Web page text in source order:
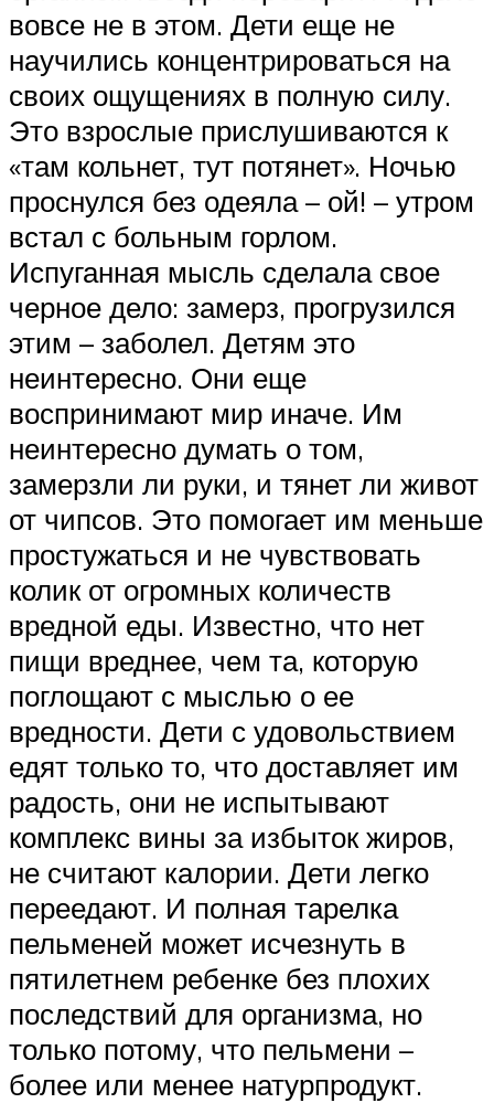
вовсе не в этом. Дети еще не
научились концентрироваться на
своих ощущениях в полную силу.
Это взрослые прислушиваются к
«там кольнет, тут потянет». Ночью
проснулся без одеяла – ой! – утром
встал с больным горлом.
Испуганная мысль сделала свое
черное дело: замерз, прогрузился
этим – заболел. Детям это
неинтересно. Они еще
воспринимают мир иначе. Им
неинтересно думать о том,
замерзли ли руки, и тянет ли живот
от чипсов. Это помогает им меньше
простужаться и не чувствовать
колик от огромных количеств
вредной еды. Известно, что нет
пищи вреднее, чем та, которую
поглощают с мыслью о ее
вредности. Дети с удовольствием
едят только то, что доставляет им
радость, они не испытывают
комплекс вины за избыток жиров,
не считают калории. Дети легко
переедают. И полная тарелка
пельменей может исчезнуть в
пятилетнем ребенке без плохих
последствий для организма, но
только потому, что пельмени –
более или менее натурпродукт.